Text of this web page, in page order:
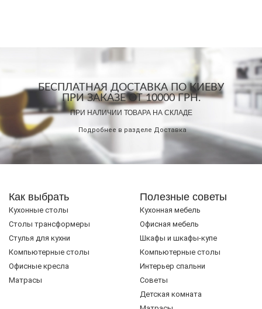
БЕСПЛАТНАЯ ДОСТАВКА ПО КИЕВУ
ПРИ ЗАКАЗЕ ОТ 10000 ГРН.
ПРИ НАЛИЧИИ ТОВАРА НА СКЛАДЕ
Подробнее в разделе Доставка
Как выбрать
Кухонные столы
Cтолы трансформеры
Стулья для кухни
Компьютерные столы
Офисные кресла
Матрасы
Полезные советы
Кухонная мебель
Офисная мебель
Шкафы и шкафы-купе
Компьютерные столы
Интерьер спальни
Советы
Детская комната